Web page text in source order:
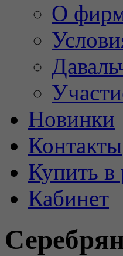
О
Новинки
Контакты
Купить в
Кабинет